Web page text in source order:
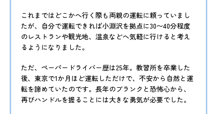
これまではどこかへ行く際も両親の運転に頼っていまし
たが、自分で運転できれば小淵沢を拠点に30〜40分程度
のレストランや観光地、温泉などへ気軽に行けると考え
るようになりました。
ただ、ペーパードライバー歴は25年。教習所を卒業した
後、東京で1か月ほど運転しただけで、不安から自然と運
転を諦めていたのです。長年のブランクと恐怖心から、
再びハンドルを握ることには大きな勇気が必要でした。